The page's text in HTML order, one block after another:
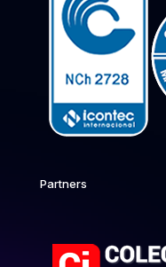
Partners